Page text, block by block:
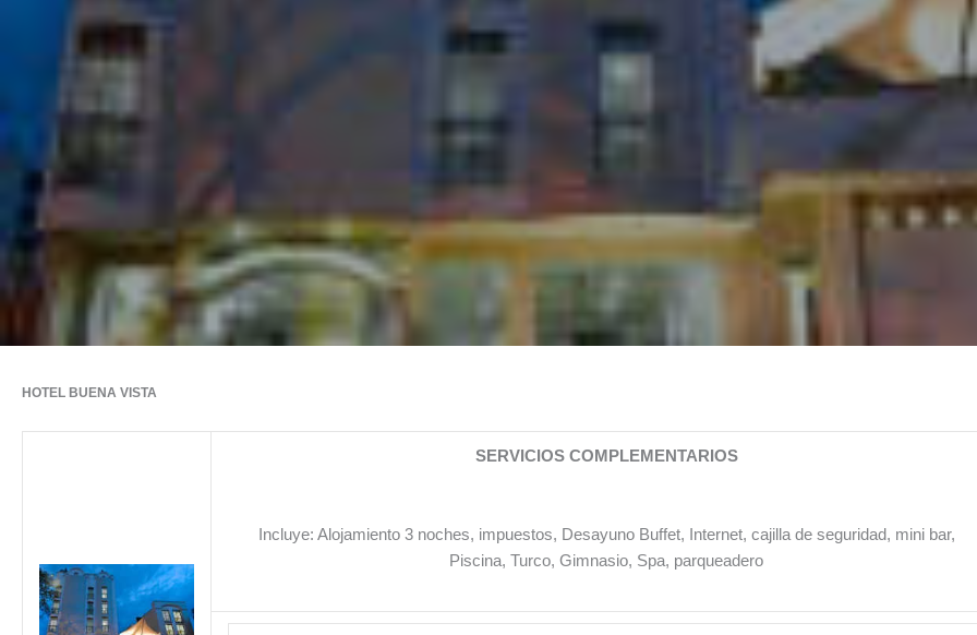
HOTEL BUENA VISTA
SERVICIOS COMPLEMENTARIOS
Incluye: Alojamiento 3 noches, impuestos, Desayuno Buffet, Internet, cajilla de seguridad, mini bar,
Piscina, Turco, Gimnasio, Spa, parqueadero